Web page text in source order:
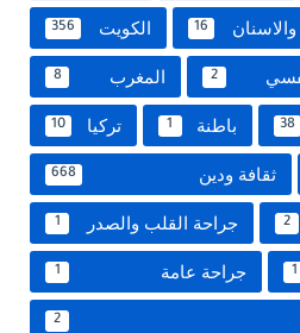
والاسنان 16 الكويت 356
2 المغرب 8
38 باطنة 1 تركيا 10
ثقافة ودين 668
2 جراحة القلب والصدر 1
1 جراحة عامة 1
2